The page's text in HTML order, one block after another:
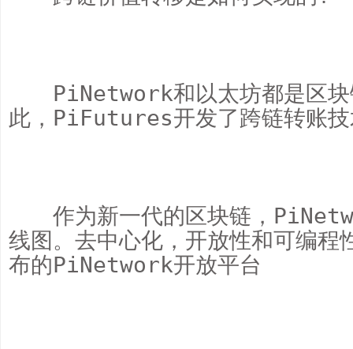
PiNetwork和以太坊都是区块
此，PiFutures开发了跨链转账技
作为新一代的区块链，
线图。去中心化，开放性和可编程
布的PiNetwork开放平台